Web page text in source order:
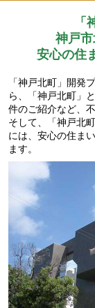
神戸市
安心の住
「神戸北町」開発
ら、「神戸北町」
件のご紹介など、
そして、「神戸北
には、安心の住ま
ます。